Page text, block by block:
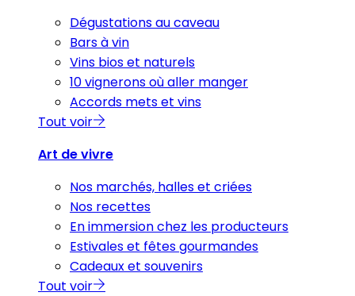
Dégustations au caveau
Bars à vin
Vins bios et naturels
10 vignerons où aller manger
Accords mets et vins
Tout voir
Art de vivre
Nos marchés, halles et criées
Nos recettes
En immersion chez les producteurs
Estivales et fêtes gourmandes
Cadeaux et souvenirs
Tout voir